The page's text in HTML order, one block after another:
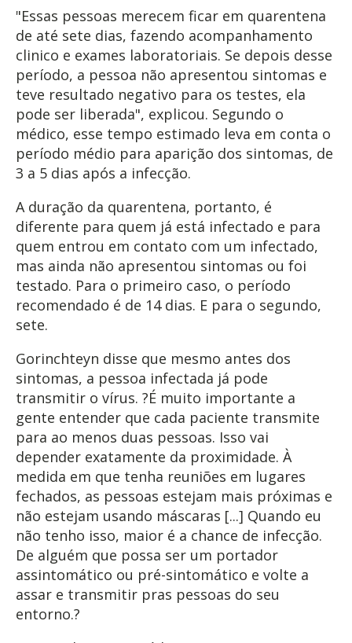
"Essas pessoas merecem ficar em quarentena
de até sete dias, fazendo acompanhamento
clinico e exames laboratoriais. Se depois desse
período, a pessoa não apresentou sintomas e
teve resultado negativo para os testes, ela
pode ser liberada", explicou. Segundo o
médico, esse tempo estimado leva em conta o
período médio para aparição dos sintomas, de
3 a 5 dias após a infecção.
A duração da quarentena, portanto, é
diferente para quem já está infectado e para
quem entrou em contato com um infectado,
mas ainda não apresentou sintomas ou foi
testado. Para o primeiro caso, o período
recomendado é de 14 dias. E para o segundo,
sete.
Gorinchteyn disse que mesmo antes dos
sintomas, a pessoa infectada já pode
transmitir o vírus. ?É muito importante a
gente entender que cada paciente transmite
para ao menos duas pessoas. Isso vai
depender exatamente da proximidade. À
medida em que tenha reuniões em lugares
fechados, as pessoas estejam mais próximas e
não estejam usando máscaras [...] Quando eu
não tenho isso, maior é a chance de infecção.
De alguém que possa ser um portador
assintomático ou pré-sintomático e volte a
assar e transmitir pras pessoas do seu
entorno.?